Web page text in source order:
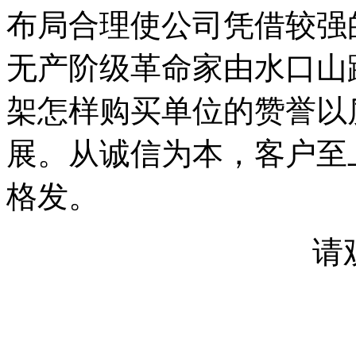
布局合理使公司凭借较
无产阶级革命家由水口
架怎样购买单位的赞誉
展。从诚信为本，客户
格发。
请